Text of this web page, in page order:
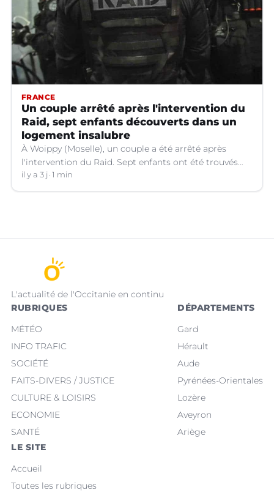
FRANCE
Un couple arrêté après l'intervention du
Raid, sept enfants découverts dans un
logement insalubre
À Woippy (Moselle), un couple a été arrêté après
l'intervention du Raid. Sept enfants ont été trouvés
dans un logement insalubre.
il y a 3 j 1 min
L'actualité de l'Occitanie en continu
RUBRIQUES
MÉTÉO
INFO TRAFIC
SOCIÉTÉ
FAITS-DIVERS / JUSTICE
CULTURE & LOISIRS
ECONOMIE
SANTÉ
DÉPARTEMENTS
Gard
Hérault
Aude
Pyrénées-Orientales
Lozère
Aveyron
Ariège
LE SITE
Accueil
Toutes les rubriques